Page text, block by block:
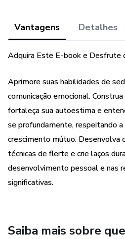
Vantagens Detalhes
Adquira Este E-book e Desfrute
Aprimore suas habilidades de
comunicação emocional.
fortaleça sua autoestima e
se profundamente, respeitando a
crescimento mútuo. Desenvolva
técnicas de flerte e crie laços
desenvolvimento pessoal e nas
significativas.
Saiba mais sobre